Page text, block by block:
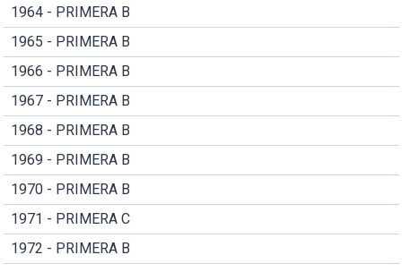
1964 - PRIMERA B
1965 - PRIMERA B
1966 - PRIMERA B
1967 - PRIMERA B
1968 - PRIMERA B
1969 - PRIMERA B
1970 - PRIMERA B
1971 - PRIMERA C
1972 - PRIMERA B